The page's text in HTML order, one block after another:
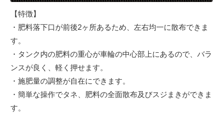
【特徴】
・肥料落下口が前後2ヶ所あるため、左右均一に散布できま
す。
・タンク内の肥料の重心が車輪の中心部上にあるので、バラ
ンスが良く、軽く押せます。
・施肥量の調整が自在にできます。
・簡単な操作でタネ、肥料の全面散布及びスジまきができま
す。